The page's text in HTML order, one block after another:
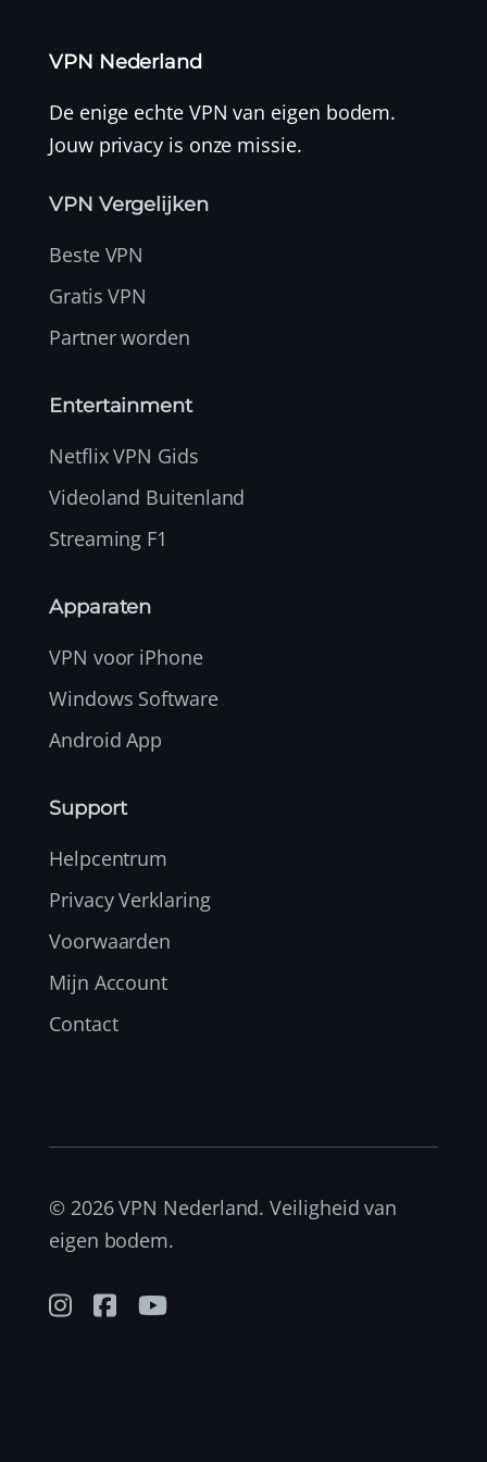
VPN Nederland
De enige echte VPN van eigen bodem.
Jouw privacy is onze missie.
VPN Vergelijken
Beste VPN
Gratis VPN
Partner worden
Entertainment
Netflix VPN Gids
Videoland Buitenland
Streaming F1
Apparaten
VPN voor iPhone
Windows Software
Android App
Support
Helpcentrum
Privacy Verklaring
Voorwaarden
Mijn Account
Contact
© 2026 VPN Nederland. Veiligheid van
eigen bodem.